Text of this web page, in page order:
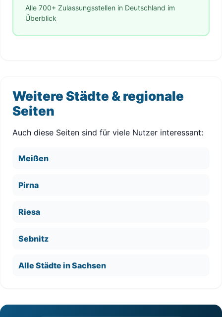
Alle 700+ Zulassungsstellen in Deutschland im
Überblick
Weitere Städte & regionale
Seiten
Auch diese Seiten sind für viele Nutzer interessant:
Meißen
Pirna
Riesa
Sebnitz
Alle Städte in Sachsen